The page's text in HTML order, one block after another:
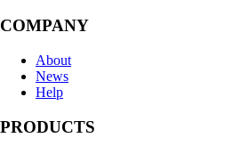
COMPANY
About
News
Help
PRODUCTS